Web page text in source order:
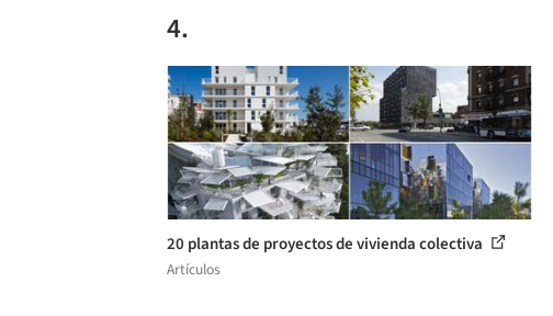
4.
20 plantas de proyectos de vivienda colectiva
Artículos